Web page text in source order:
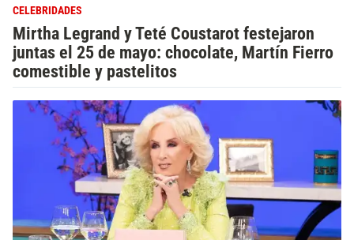
CELEBRIDADES
Mirtha Legrand y Teté Coustarot festejaron
juntas el 25 de mayo: chocolate, Martín Fierro
comestible y pastelitos